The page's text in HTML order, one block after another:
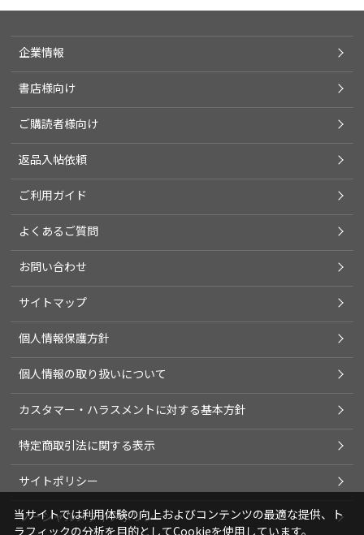
企業情報
書店様向け
ご購読者様向け
返品入帖依頼
ご利用ガイド
よくあるご質問
お問い合わせ
サイトマップ
個人情報保護方針
個人情報の取り扱いについて
カスタマー・ハラスメントに対する基本方針
特定商取引法に関する表示
サイトポリシー
ソーシャルメディアポリシー
当サイトでは利用体験の向上およびコンテンツの最適な提供、ト
ラフィックの分析を目的としてCookieを使用しています。